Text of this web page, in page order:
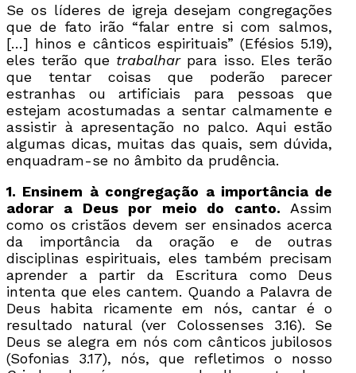
Se os líderes de igreja desejam congregações
que de fato irão “falar entre si com salmos,
[…] hinos e cânticos espirituais” (Efésios 5.19),
eles terão que trabalharpara isso. Eles terão
que tentar coisas que poderão parecer
estranhas ou artificiais para pessoas que
estejam acostumadas a sentar calmamente e
assistir à apresentação no palco. Aqui estão
algumas dicas, muitas das quais, sem dúvida,
enquadram-se no âmbito da prudência.
1. Ensinem à congregação a importância de
adorar a Deus por meio do canto. Assim
como os cristãos devem ser ensinados acerca
da importância da oração e de outras
disciplinas espirituais, eles também precisam
aprender a partir da Escritura como Deus
intenta que eles cantem. Quando a Palavra de
Deus habita ricamente em nós, cantar é o
resultado natural (ver Colossenses 3.16). Se
Deus se alegra em nós com cânticos jubilosos
(Sofonias 3.17), nós, que refletimos o nosso